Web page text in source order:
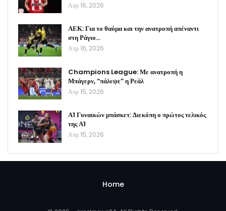
Απρ 16, 2026
ΑΕΚ: Για το θαύμα και την ανατροπή απέναντι
στη Ράγιο…
Απρ 16, 2026
Champions League: Με ανατροπή η
Μπάγερν, “πάλεψε” η Ρεάλ
Απρ 15, 2026
Α1 Γυναικών μπάσκετ: Διεκόπη ο πρώτος τελικός
της Α1
Απρ 15, 2026
Home